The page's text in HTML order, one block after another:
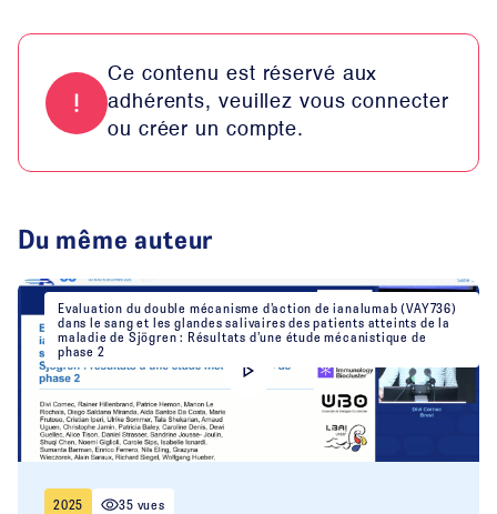
Ce contenu est réservé aux
adhérents, veuillez vous connecter
ou créer un compte.
Du même auteur
Evaluation du double mécanisme d’action de ianalumab (VAY736)
dans le sang et les glandes salivaires des patients atteints de la
maladie de Sjögren : Résultats d’une étude mécanistique de
phase 2
2025 35 vues